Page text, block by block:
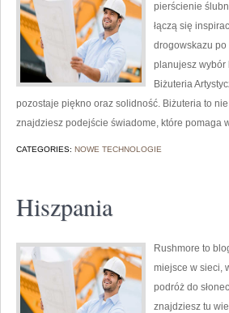
pierścienie
łączą się
drogowskazu
planujesz wybór
Biżuteria
pozostaje piękno oraz solidność. Biżuteria to
znajdziesz podejście świadome, które pomaga
CATEGORIES: NOWE TECHNOLOGIE
Hiszpania
Rushmore to
miejsce w sieci,
podróż do
znajdziesz tu